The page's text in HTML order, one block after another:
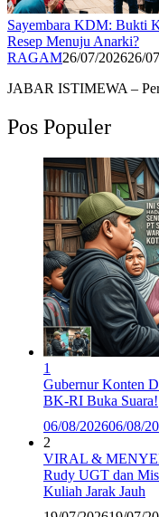
Sayembara KDM: Bukti
Resep Menuju Anarki?​
RAGAM26/07/202626/
JABAR ISTIMEWA –
Pos Populer
1
Gubernur Konten
BK-RI Buka Suara!
06/08/202606/08/
2
VIRAL &
Rudy UGT dan
Kuliah Jarak Jauh